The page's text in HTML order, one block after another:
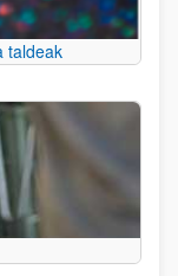
taldeak